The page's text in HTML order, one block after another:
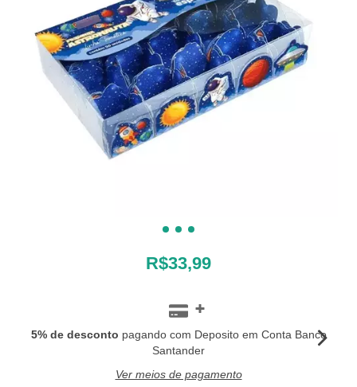
R$33,99
5% de desconto pagando com Deposito em Conta Banco
Santander
Ver meios de pagamento